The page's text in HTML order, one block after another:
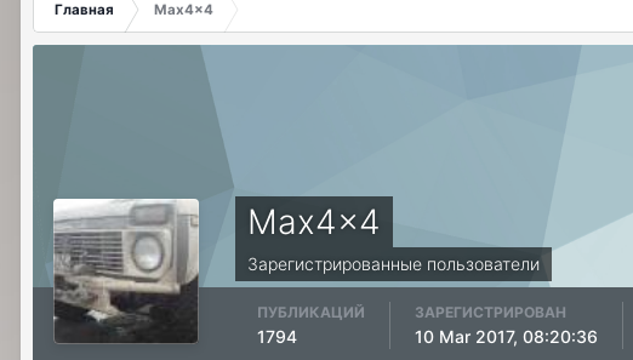
Главная Max4x4
Max4x4
Зарегистрированные пользователи
ПУБЛИКАЦИЙ
1794
ЗАРЕГИСТРИРОВАН
10 Mar 2017, 08:20:36